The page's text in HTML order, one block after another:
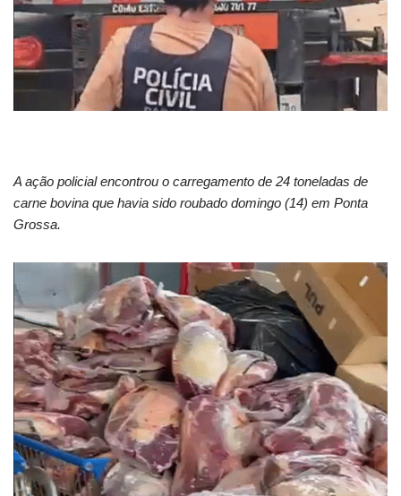
A ação policial encontrou o carregamento de 24 toneladas de
carne bovina que havia sido roubado domingo (14) em Ponta
Grossa.